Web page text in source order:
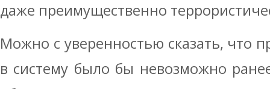
даже преимущественно
Можно с уверенностью сказать, что
в систему было бы невозможно